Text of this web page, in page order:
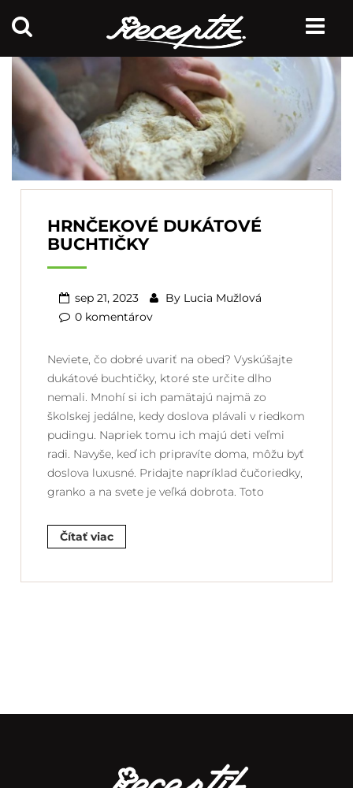
HRNČEKOVÉ DUKÁTOVÉ
BUCHTIČKY
sep 21, 2023 By Lucia Mužlová
0 komentárov
Neviete, čo dobré uvariť na obed? Vyskúšajte
dukátové buchtičky, ktoré ste určite dlho
nemali. Mnohí si ich pamätajú najmä zo
školskej jedálne, kedy doslova plávali v riedkom
pudingu. Napriek tomu ich majú deti veľmi
radi. Navyše, keď ich pripravíte doma, môžu byť
doslova luxusné. Pridajte napríklad čučoriedky,
granko a na svete je veľká dobrota. Toto
Čítať viac